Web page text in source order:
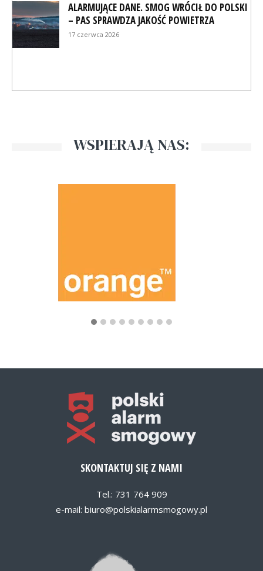
ALARMUJĄCE DANE. SMOG WRÓCIŁ DO POLSKI
– PAS SPRAWDZA JAKOŚĆ POWIETRZA
17 czerwca 2026
WSPIERAJĄ NAS:
SKONTAKTUJ SIĘ Z NAMI
Tel.: 731 764 909
e-mail: biuro@polskialarmsmogowy.pl